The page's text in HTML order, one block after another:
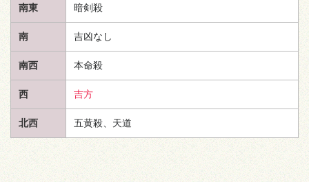
南東 暗剣殺
南 吉凶なし
南西 本命殺
西 吉方
北西 五黄殺、 天道